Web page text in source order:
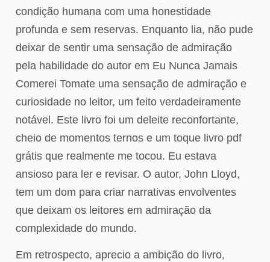
condição humana com uma honestidade
profunda e sem reservas. Enquanto lia, não pude
deixar de sentir uma sensação de admiração
pela habilidade do autor em Eu Nunca Jamais
Comerei Tomate uma sensação de admiração e
curiosidade no leitor, um feito verdadeiramente
notável. Este livro foi um deleite reconfortante,
cheio de momentos ternos e um toque livro pdf
grátis que realmente me tocou. Eu estava
ansioso para ler e revisar. O autor, John Lloyd,
tem um dom para criar narrativas envolventes
que deixam os leitores em admiração da
complexidade do mundo.
Em retrospecto, aprecio a ambição do livro,